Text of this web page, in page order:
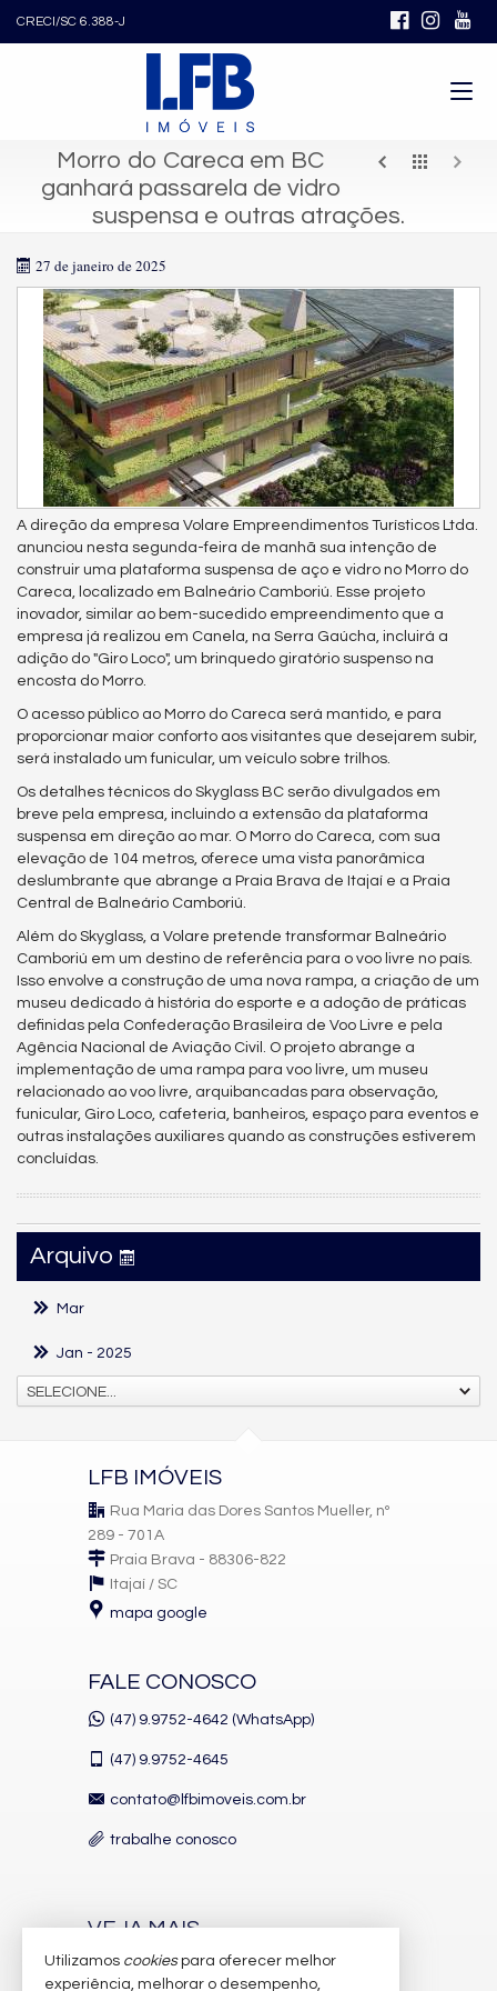
CRECI/SC 6.388-J
Morro do Careca em BC
ganhará passarela de vidro
suspensa e outras atrações.
27 de janeiro de 2025
A direção da empresa Volare Empreendimentos Turísticos Ltda.
anunciou nesta segunda-feira de manhã sua intenção de
construir uma plataforma suspensa de aço e vidro no Morro do
Careca, localizado em Balneário Camboriú. Esse projeto
inovador, similar ao bem-sucedido empreendimento que a
empresa já realizou em Canela, na Serra Gaúcha, incluirá a
adição do "Giro Loco", um brinquedo giratório suspenso na
encosta do Morro.
O acesso público ao Morro do Careca será mantido, e para
proporcionar maior conforto aos visitantes que desejarem subir,
será instalado um funicular, um veículo sobre trilhos.
Os detalhes técnicos do Skyglass BC serão divulgados em
breve pela empresa, incluindo a extensão da plataforma
suspensa em direção ao mar. O Morro do Careca, com sua
elevação de 104 metros, oferece uma vista panorâmica
deslumbrante que abrange a Praia Brava de Itajaí e a Praia
Central de Balneário Camboriú.
Além do Skyglass, a Volare pretende transformar Balneário
Camboriú em um destino de referência para o voo livre no país.
Isso envolve a construção de uma nova rampa, a criação de um
museu dedicado à história do esporte e a adoção de práticas
definidas pela Confederação Brasileira de Voo Livre e pela
Agência Nacional de Aviação Civil. O projeto abrange a
implementação de uma rampa para voo livre, um museu
relacionado ao voo livre, arquibancadas para observação,
funicular, Giro Loco, cafeteria, banheiros, espaço para eventos e
outras instalações auxiliares quando as construções estiverem
concluídas.
Arquivo
Mar
Jan - 2025
SELECIONE...
LFB IMÓVEIS
Rua Maria das Dores Santos Mueller, nº
289 - 701A
Praia Brava - 88306-822
Itajaí / SC
mapa google
FALE CONOSCO
(47) 9.9752-4642 (WhatsApp)
(47) 9.9752-4645
contato@lfbimoveis.com.br
trabalhe conosco
VEJA MAIS
receba nosso newsletter
Utilizamos cookiespara oferecer melhor
experiência, melhorar o desempenho,